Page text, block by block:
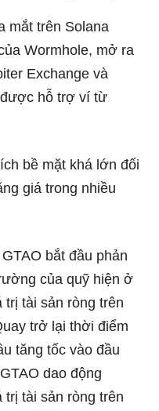
mắt trên Solana
Wormhole, mở ra
Exchange và
hỗ trợ ví từ
bề mặt khá lớn đối
giá trong nhiều
bắt đầu phản
của quỹ hiện ở
trị tài sản ròng trên
trở lại thời điểm
tăng tốc vào đầu
dao động
tài sản ròng trên